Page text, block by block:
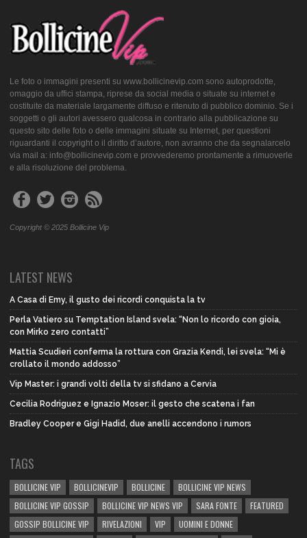
Le foto o immagini presenti su www.bollicinevip.com sono autoprodotte,
omaggio da uffici stampa, riprese da social media o situate su internet e
costituite da materiale largamente diffuso e ritenuto di pubblico dominio. Se i
soggetti o gli autori avessero qualcosa in contrario alla pubblicazione su
questo sito delle foto o delle immagini situate su Internet, per questioni
riguardanti il copyright o il diritto d’autore, non avranno che da segnalarcelo
via mail a: info@bollicinevip.com e provvederemo prontamente a rimuoverle
e alla risoluzione del problema.
Copyright © 2025 Bollicine Vip
LATEST NEWS
A Casa di Emy, il gusto dei ricordi conquista la tv
Perla Vatiero su Temptation Island svela: “Non lo ricordo con gioia,
con Mirko zero contatti”
Mattia Scudieri conferma la rottura con Grazia Kendi, lei svela: “Mi è
crollato il mondo addosso”
Vip Master: i grandi volti della tv si sfidano a Cervia
Cecilia Rodriguez e Ignazio Moser: il gesto che scatena i fan
Bradley Cooper e Gigi Hadid, due anelli accendono i rumors
TAGS
BOLLICINE VIP BOLLICINEVIP BOLLICINE
BOLLICINE VIP NEWS
BOLLICINE VIP GOSSIP
BOLLICINE VIP NEWS VIP SARA FONTE
FEATURED
GOSSIP BOLLICINE VIP
RIVELAZIONI VIP
UOMINI E DONNE